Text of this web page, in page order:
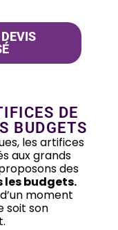
DE
BUDGETS
les artifices
aux grands
des
les budgets.
moment
soit son